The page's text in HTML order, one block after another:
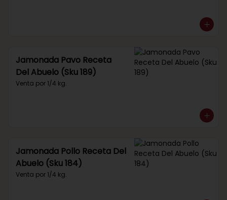
Jamonada Pavo Receta
Del Abuelo (Sku 189)
Venta por 1/4 kg.
Jamonada Pollo Receta Del
Abuelo (Sku 184)
Venta por 1/4 kg.